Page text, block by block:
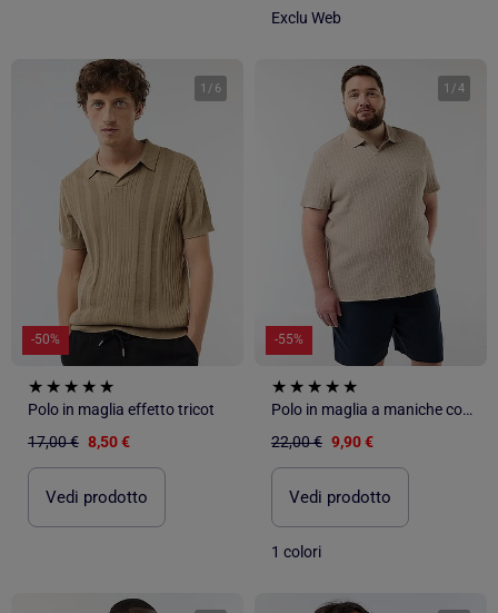
Exclu Web
1 / 6
-50%
Polo in maglia effetto tricot
17,00 € 8,50 €
Vedi prodotto
1 /4
-55%
Polo in maglia a maniche corte
22,00 € 9,90 €
Vedi prodotto
1 colori